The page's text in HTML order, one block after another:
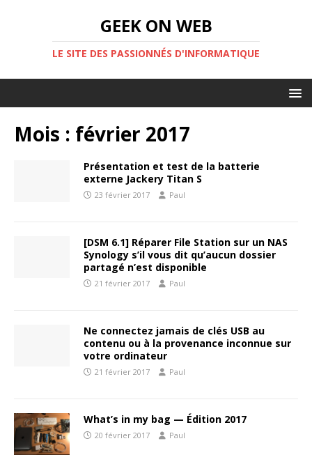
GEEK ON WEB
LE SITE DES PASSIONNÉS D'INFORMATIQUE
Mois : février 2017
Présentation et test de la batterie
externe Jackery Titan S
23 février 2017 Paul
[DSM 6.1] Réparer File Station sur un NAS
Synology s’il vous dit qu’aucun dossier
partagé n’est disponible
21 février 2017 Paul
Ne connectez jamais de clés USB au
contenu ou à la provenance inconnue sur
votre ordinateur
21 février 2017 Paul
What’s in my bag — Édition 2017
20 février 2017 Paul